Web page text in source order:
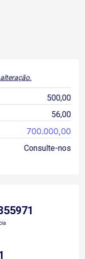
500,00
56,00
700.000,00
Consulte-nos